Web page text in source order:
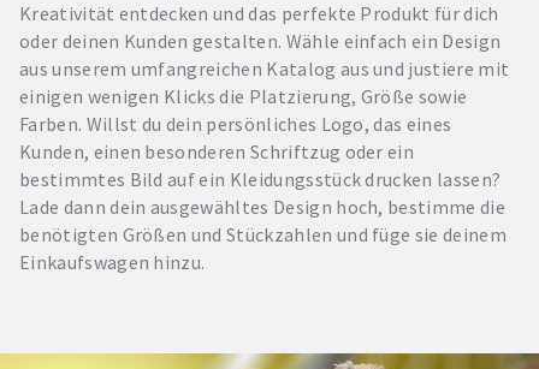
Kreativität entdecken und das perfekte Produkt für dich
oder deinen Kunden gestalten. Wähle einfach ein Design
aus unserem umfangreichen Katalog aus und justiere mit
einigen wenigen Klicks die Platzierung, Größe sowie
Farben. Willst du dein persönliches Logo, das eines
Kunden, einen besonderen Schriftzug oder ein
bestimmtes Bild auf ein Kleidungsstück drucken lassen?
Lade dann dein ausgewähltes Design hoch, bestimme die
benötigten Größen und Stückzahlen und füge sie deinem
Einkaufswagen hinzu.